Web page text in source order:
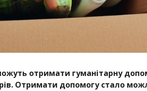
отримати гуманітарну
Отримати допомогу стало